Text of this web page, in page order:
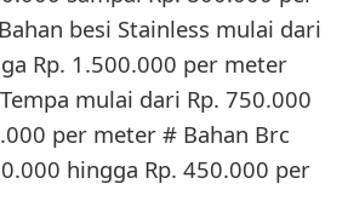
besi Stainless mulai dari
Rp. 1.500.000 per meter
mulai dari Rp. 750.000
per meter # Bahan Brc
hingga Rp. 450.000 per